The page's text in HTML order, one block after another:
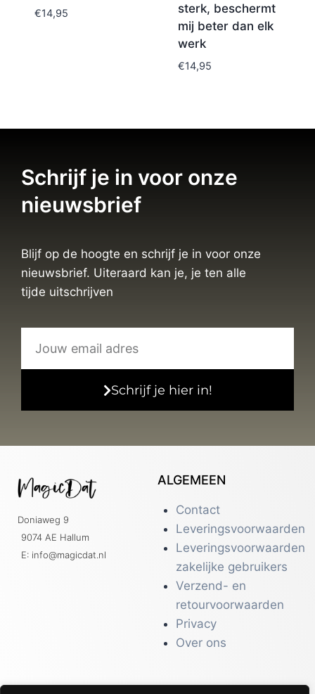
€14,95
sterk, beschermt
mij beter dan elk
werk
€14,95
Schrijf je in voor onze
nieuwsbrief
Blijf op de hoogte en schrijf je in voor onze
nieuwsbrief. Uiteraard kan je, je ten alle
tijde uitschrijven
Schrijf je hier in!
Doniaweg 9
9074 AE Hallum
E: info@magicdat.nl
ALGEMEEN
Contact
Leveringsvoorwaarden
Leveringsvoorwaarden
zakelijke gebruikers
Verzend- en
retourvoorwaarden
Privacy
Over ons